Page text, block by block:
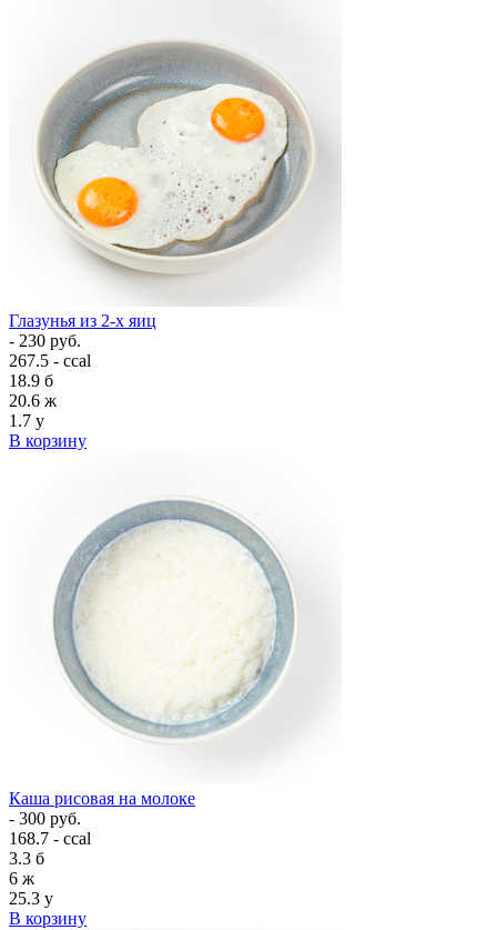
Глазунья из 2-х яиц
- 230 руб.
267.5 - ccal
18.9 б
20.6 ж
1.7 у
В корзину
Каша рисовая на молоке
- 300 руб.
168.7 - ccal
3.3 б
6 ж
25.3 у
В корзину